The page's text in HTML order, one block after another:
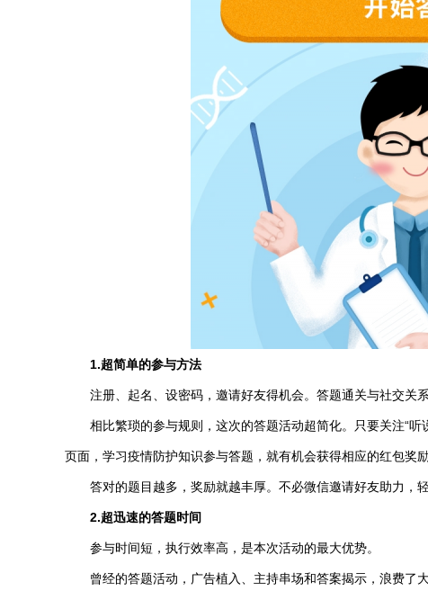
1.超简单的参与方法
注册、起名、设密码，邀请好友得机会。答题通关与社交关
相比繁琐的参与规则，这次的答题活动超简化。只要关注“
页面，学习疫情防护知识参与答题，就有机会获得相应的红包奖励
答对的题目越多，奖励就越丰厚。不必微信邀请好友助力，
2.超迅速的答题时间
参与时间短，执行效率高，是本次活动的最大优势。
曾经的答题活动，广告植入、主持串场和答案揭示，浪费了